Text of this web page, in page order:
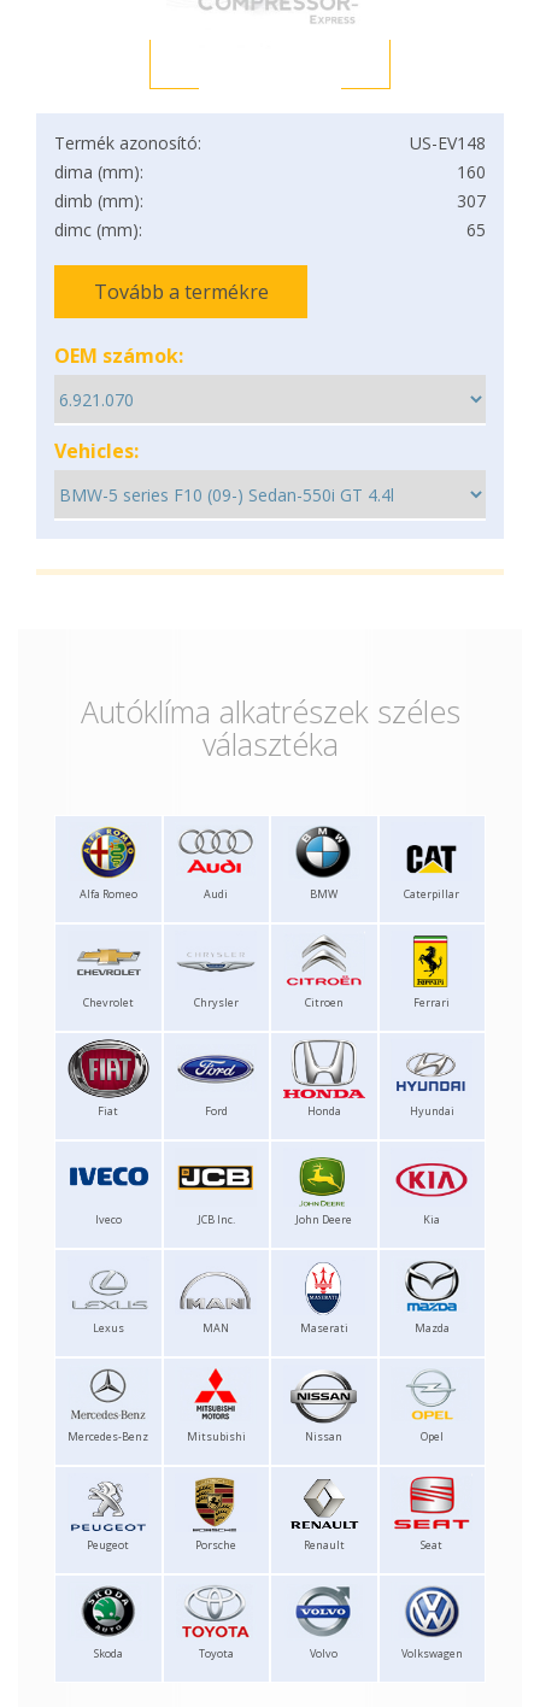
Termék azonosító:
US-EV148
dima (mm):
160
dimb (mm):
307
dimc (mm):
65
Tovább a termékre
OEM számok:
Vehicles:
Autóklíma alkatrészek széles
választéka
Alfa Romeo Audi BMW Caterpillar
Chevrolet Chrysler Citroen Ferrari
Fiat Ford Honda Hyundai
Iveco JCB Inc. John Deere Kia
Lexus MAN Maserati Mazda
Mercedes-Benz Mitsubishi Nissan Opel
Peugeot Porsche Renault Seat
Skoda Toyota Volvo Volkswagen